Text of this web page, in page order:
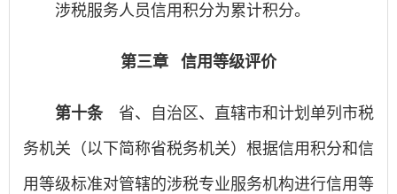
涉税服务人员信用积分为累计积分。
第三章 信用等级评价
第十条 省、自治区、直辖市和计划单列市税
务机关（以下简称省税务机关）根据信用积分和信
用等级标准对管辖的涉税专业服务机构进行信用等